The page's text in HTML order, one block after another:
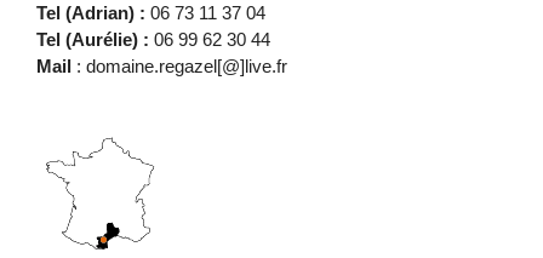
Tel (Adrian) : 06 73 11 37 04
Tel (Aurélie) : 06 99 62 30 44
Mail : domaine.regazel[@]live.fr